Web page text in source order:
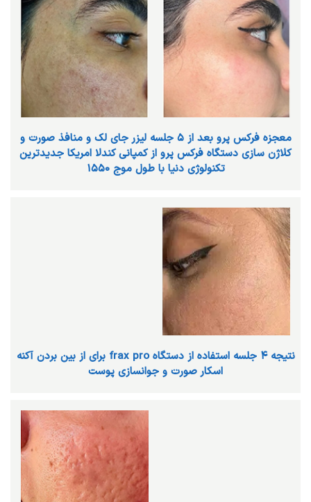
معجزه فرکس پرو بعد از ۵ جلسه لیزر جای لک و منافذ صورت و
کلاژن سازی دستگاه فرکس پرو از کمپانی کندلا امریکا جدیدترین
تکنولوژی دنیا با طول موج ۱۵۵۰
نتیجه ۴ جلسه استفاده از دستگاه frax pro برای از بین بردن آکنه
اسکار صورت و جوانسازی پوست